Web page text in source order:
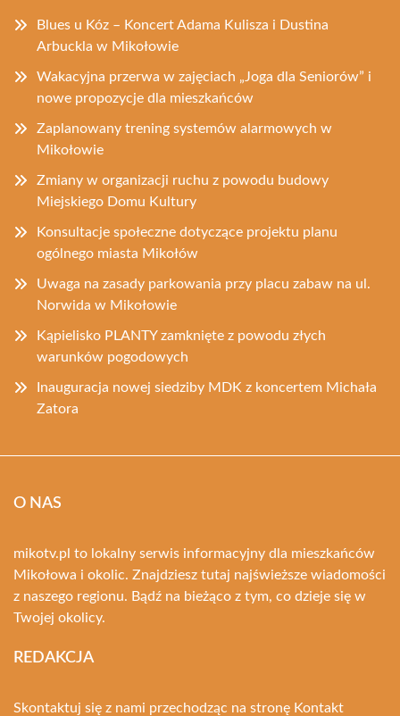
Blues u Kóz – Koncert Adama Kulisza i Dustina
Arbuckla w Mikołowie
Wakacyjna przerwa w zajęciach „Joga dla Seniorów” i
nowe propozycje dla mieszkańców
Zaplanowany trening systemów alarmowych w
Mikołowie
Zmiany w organizacji ruchu z powodu budowy
Miejskiego Domu Kultury
Konsultacje społeczne dotyczące projektu planu
ogólnego miasta Mikołów
Uwaga na zasady parkowania przy placu zabaw na ul.
Norwida w Mikołowie
Kąpielisko PLANTY zamknięte z powodu złych
warunków pogodowych
Inauguracja nowej siedziby MDK z koncertem Michała
Zatora
O NAS
mikotv.pl to lokalny serwis informacyjny dla mieszkańców
Mikołowa i okolic. Znajdziesz tutaj najświeższe wiadomości
z naszego regionu. Bądź na bieżąco z tym, co dzieje się w
Twojej okolicy.
REDAKCJA
Skontaktuj się z nami przechodząc na stronę Kontakt